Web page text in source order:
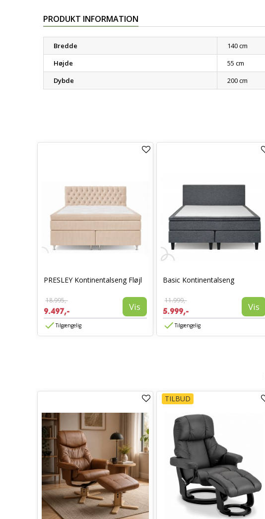
PRODUKT INFORMATION
Bredde
140 cm
Højde
55 cm
Dybde
200 cm
PRESLEY Kontinentalseng Fløjl
18.995,-
9.497,- Vis
Tilgængelig
Basic Kontinentalseng
11.999,-
5.999,- Vis
Tilgængelig
TILBUD